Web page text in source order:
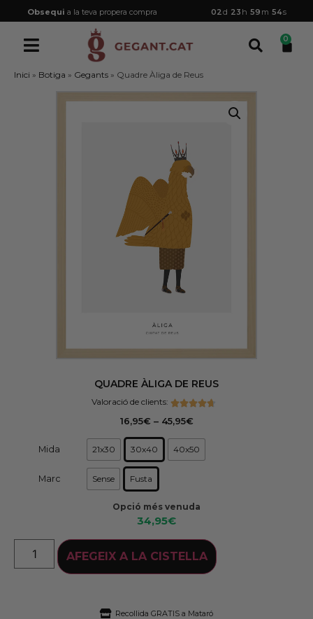
Obsequi a la teva propera compra 02d 23 h 59 m 54s
0
Inici » Botiga » Gegants » Quadre Àliga de Reus
QUADRE ÀLIGA DE REUS
Valoració de clients:
16,95€ – 45,95€
Mida 21x30 30x40 40x50
Marc Sense Fusta
Opció més venuda
34,95€
AFEGEIX A LA CISTELLA
Recollida GRATIS a Mataró